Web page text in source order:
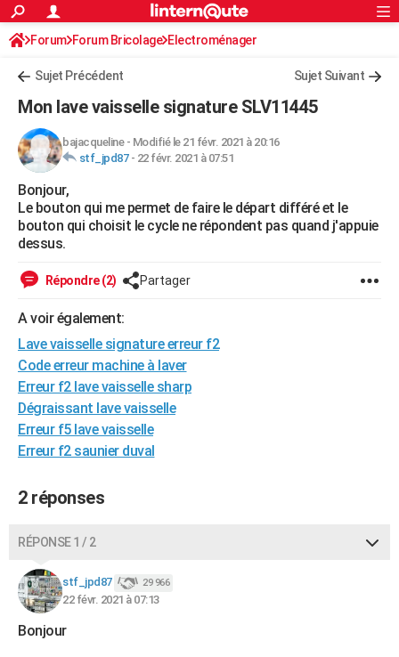
ACTUALITÉS
Politique
Société
Faits Divers
Education
Monde
Villes
+
FINANCE
Retraite
Impôts
Epargne
Immobilier
Risques naturels par ville
Banque
Assurance
Crédit
AUTO
Essais
Réserver un essai
Citadines
Berlines
SUV
Forum auto
+HIGH-TECH
Mobiles
Meilleur smartphone
Internet
Ordinateurs
Jeux vidéo
Guide high-tech
+BRICOLAGE
Forum
Aménagement intérieur
Extérieur
Cuisine
Salle de bains
Jardinage
Rangement
WEEK-END
LIFESTYLE
Art de vivre
Bien-être
Loisirs
Mode
Modes de vie
SANTE
Alimentation
Guide de la santé
Maladies
Médicaments
Sommeil
VOYAGE
Destinations
City break
Voyage nature
Voyage de noces
Forum
Climat
+PHOTO
GUIDES D'ACHAT
BONS PLANS
Dictionnaire
Biographies
Citations
Expressions
Proverbes
PROGRAMME TV
COPAINS D'AVANT
S'inscrire
Connexion
Forum Forum Bricolage Electroménager
Sujet Précédent Sujet Suivant
Mon lave vaisselle signature SLV11445
bajacqueline- Modifié le 21 févr. 2021 à 20:16
stf_jpd87- 22 févr. 2021 à 07:51
Bonjour,
Le bouton qui me permet de faire le départ différé et le
bouton qui choisit le cycle ne répondent pas quand j'appuie
dessus.
Répondre (2) Partager
A voir également:
Lave vaisselle signature erreur f2
Code erreur machine à laver
Erreur f2 lave vaisselle sharp
Dégraissant lave vaisselle
Erreur f5 lave vaisselle
Erreur f2 saunier duval
2 réponses
RÉPONSE 1 / 2
stf_jpd87 29 966
22 févr. 2021 à 07:13
Bonjour